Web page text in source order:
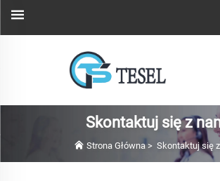
Skontaktuj się z
Strona Główna> Skontaktuj się